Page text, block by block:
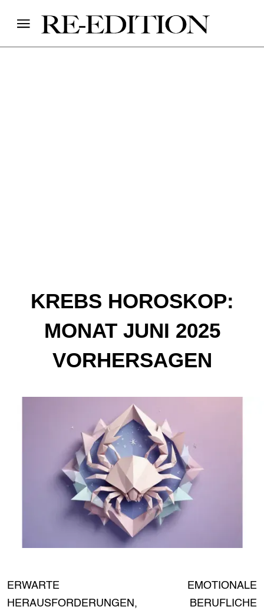
KREBS HOROSKOP:
MONAT JUNI 2025
VORHERSAGEN
ERWARTE EMOTIONALE
HERAUSFORDERUNGEN, BERUFLICHE